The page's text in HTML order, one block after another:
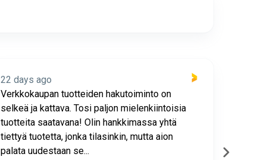
22 days ago
Verkkokaupan tuotteiden hakutoiminto on
selkeä ja kattava. Tosi paljon mielenkiintoisia
tuotteita saatavana! Olin hankkimassa yhtä
tiettyä tuotetta, jonka tilasinkin, mutta aion
palata uudestaan se...